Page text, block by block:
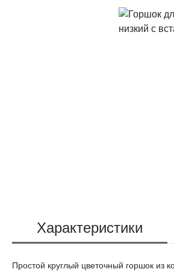
Характеристики
Простой круглый цветочный горшок из